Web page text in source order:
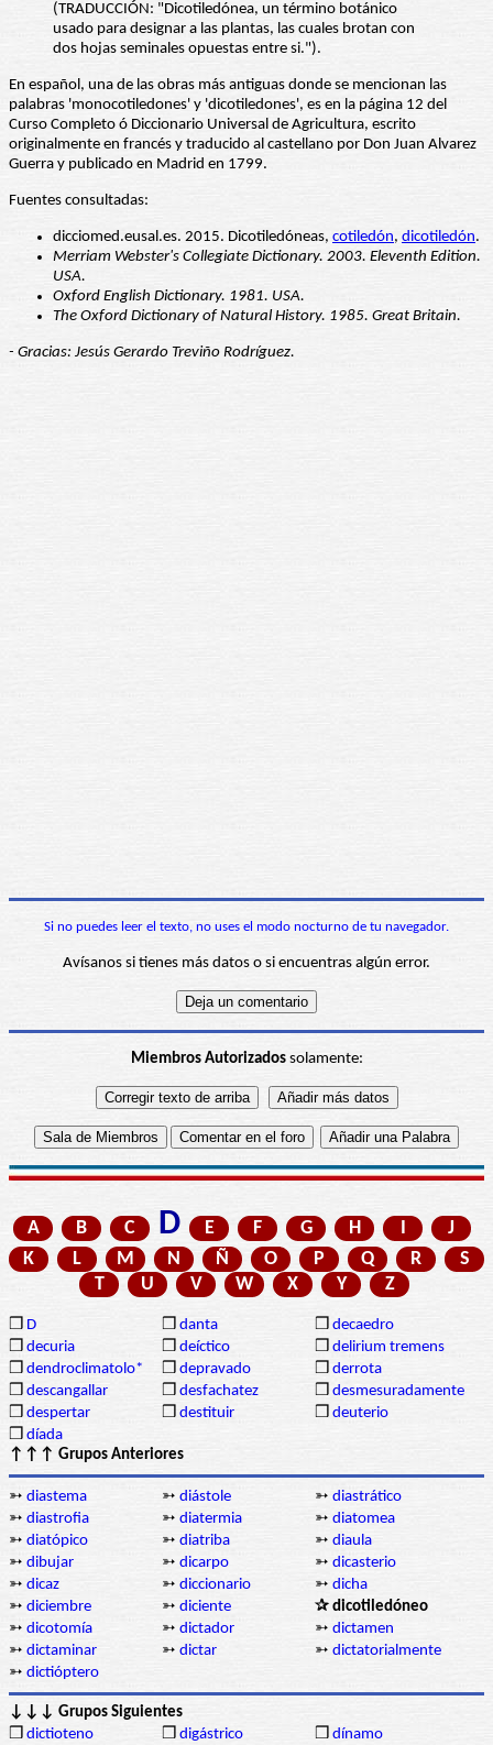
(TRADUCCIÓN: "Dicotiledónea, un término botánico
usado para designar a las plantas, las cuales brotan con
dos hojas seminales opuestas entre si.").
En español, una de las obras más antiguas donde se mencionan las
palabras 'monocotiledones' y 'dicotiledones', es en la página 12 del
Curso Completo ó Diccionario Universal de Agricultura, escrito
originalmente en francés y traducido al castellano por Don Juan Alvarez
Guerra y publicado en Madrid en 1799.
Fuentes consultadas:
dicciomed.eusal.es. 2015. Dicotiledóneas, cotiledón, dicotiledón.
Merriam Webster's Collegiate Dictionary. 2003. Eleventh Edition.
USA.
Oxford English Dictionary. 1981. USA.
The Oxford Dictionary of Natural History. 1985. Great Britain.
- Gracias: Jesús Gerardo Treviño Rodríguez.
Si no puedes leer el texto, no uses el modo nocturno de tu navegador.
Avísanos si tienes más datos o si encuentras algún error.
Miembros Autorizadossolamente:
A B C D E F G H I
J
K
L M N Ñ O P Q R
S
T
U V W X Y Z
❒ D ❒ danta ❒ decaedro
❒ decuria ❒ deíctico ❒ delirium tremens
❒ dendroclimatolo* ❒ depravado ❒ derrota
❒ descangallar ❒ desfachatez ❒ desmesuradamente
❒ despertar ❒ destituir ❒ deuterio
❒ díada
↑↑↑ Grupos Anteriores
➳ diastema ➳ diástole ➳ diastrático
➳ diastrofia ➳ diatermia ➳ diatomea
➳ diatópico ➳ diatriba ➳ diaula
➳ dibujar ➳ dicarpo ➳ dicasterio
➳ dicaz ➳ diccionario ➳ dicha
➳ diciembre ➳ diciente
✰ dicotiledóneo
➳ dicotomía ➳ dictador ➳ dictamen
➳ dictaminar ➳ dictar ➳ dictatorialmente
➳ dictióptero
↓↓↓ Grupos Siguientes
❒ dictioteno ❒ digástrico ❒ dínamo